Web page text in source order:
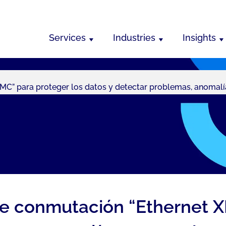
Services Industries Insights
para proteger los datos y detectar problemas,
conmutación “Ethernet